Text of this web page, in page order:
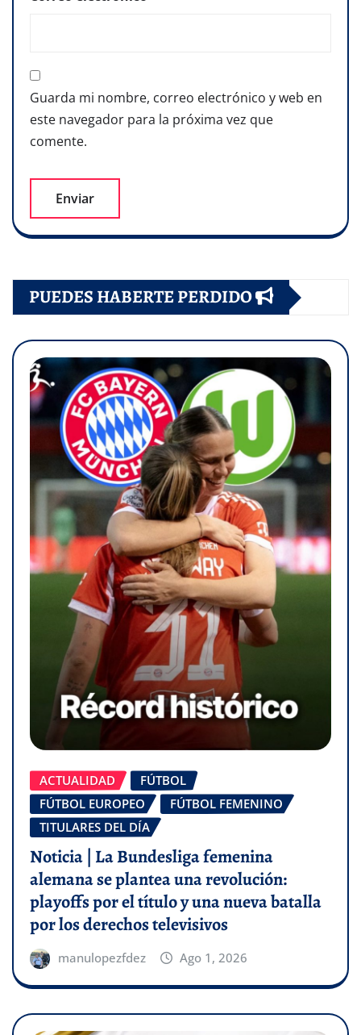
Guarda mi nombre, correo electrónico y web en
este navegador para la próxima vez que
comente.
PUEDES HABERTE PERDIDO
ACTUALIDAD
FÚTBOL
FÚTBOL EUROPEO
FÚTBOL FEMENINO
TITULARES DEL DÍA
Noticia | La Bundesliga femenina
alemana se plantea una revolución:
playoffs por el título y una nueva batalla
por los derechos televisivos
manulopezfdez Ago 1, 2026